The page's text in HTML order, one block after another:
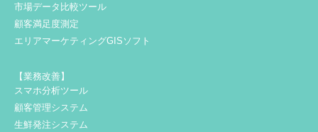
市場データ比較ツール
顧客満足度測定
エリアマーケティングGISソフト
【業務改善】
スマホ分析ツール
顧客管理システム
生鮮発注システム